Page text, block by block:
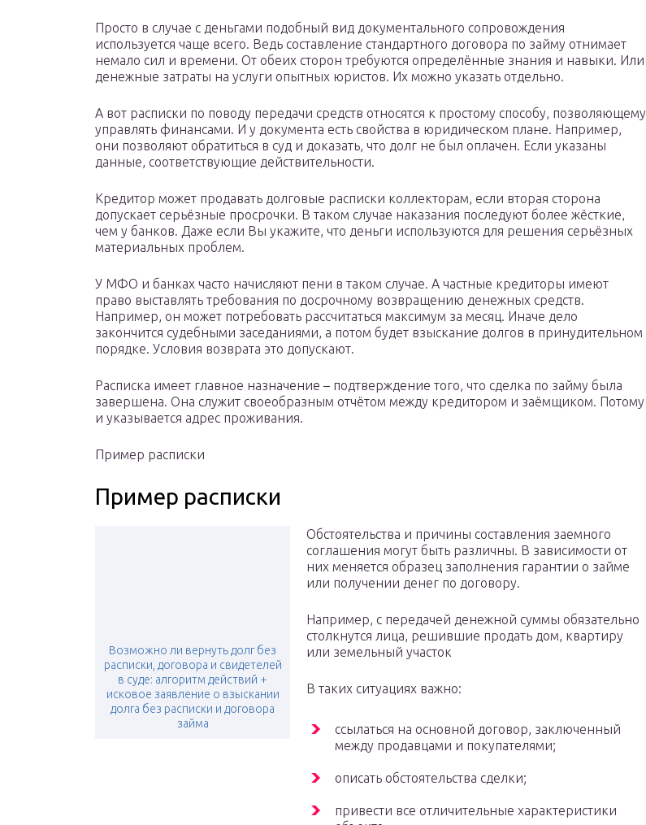
Просто в случае с деньгами подобный вид документального сопровождения
используется чаще всего. Ведь составление стандартного договора по займу отнимает
немало сил и времени. От обеих сторон требуются определённые знания и навыки. Или
денежные затраты на услуги опытных юристов. Их можно указать отдельно.
А вот расписки по поводу передачи средств относятся к простому способу, позволяющему
управлять финансами. И у документа есть свойства в юридическом плане. Например,
они позволяют обратиться в суд и доказать, что долг не был оплачен. Если указаны
данные, соответствующие действительности.
Кредитор может продавать долговые расписки коллекторам, если вторая сторона
допускает серьёзные просрочки. В таком случае наказания последуют более жёсткие,
чем у банков. Даже если Вы укажите, что деньги используются для решения серьёзных
материальных проблем.
У МФО и банках часто начисляют пени в таком случае. А частные кредиторы имеют
право выставлять требования по досрочному возвращению денежных средств.
Например, он может потребовать рассчитаться максимум за месяц. Иначе дело
закончится судебными заседаниями, а потом будет взыскание долгов в принудительном
порядке. Условия возврата это допускают.
Расписка имеет главное назначение – подтверждение того, что сделка по займу была
завершена. Она служит своеобразным отчётом между кредитором и заёмщиком. Потому
и указывается адрес проживания.
Пример расписки
Пример расписки
Возможно ли вернуть долг без
расписки, договора и свидетелей
в суде: алгоритм действий +
исковое заявление о взыскании
долга без расписки и договора
займа
Обстоятельства и причины составления заемного
соглашения могут быть различны. В зависимости от
них меняется образец заполнения гарантии о займе
или получении денег по договору.
Например, с передачей денежной суммы обязательно
столкнутся лица, решившие продать дом, квартиру
или земельный участок
В таких ситуациях важно:
ссылаться на основной договор, заключенный
между продавцами и покупателями;
описать обстоятельства сделки;
привести все отличительные характеристики